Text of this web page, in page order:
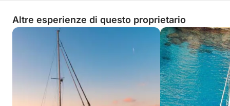
Altre esperienze di questo proprietario